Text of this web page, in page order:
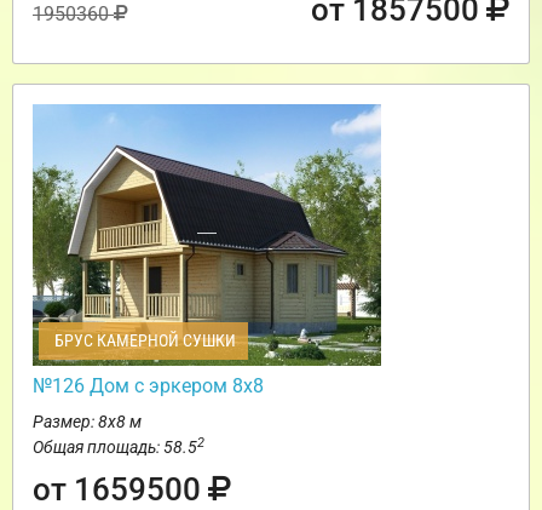
1950360 от 1857500
БРУС КАМЕРНОЙ СУШКИ
№126 Дом с эркером 8х8
Размер: 8х8 м
Общая площадь: 58.52
от 1659500